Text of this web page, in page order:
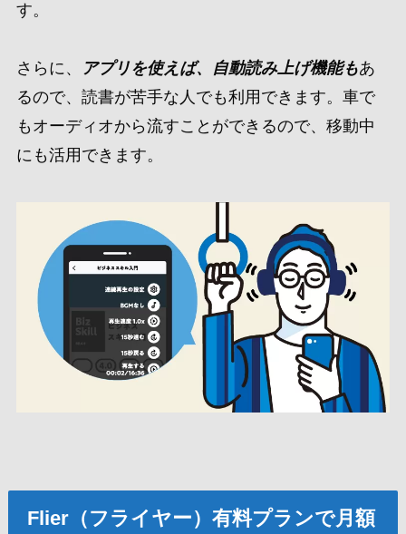
す。
さらに、 アプリを使えば、自動読み上げ機能もあ
るので、読書が苦手な人でも利用できます。車で
もオーディオから流すことができるので、移動中
にも活用できます。
Flier（フライヤー）有料プランで月額